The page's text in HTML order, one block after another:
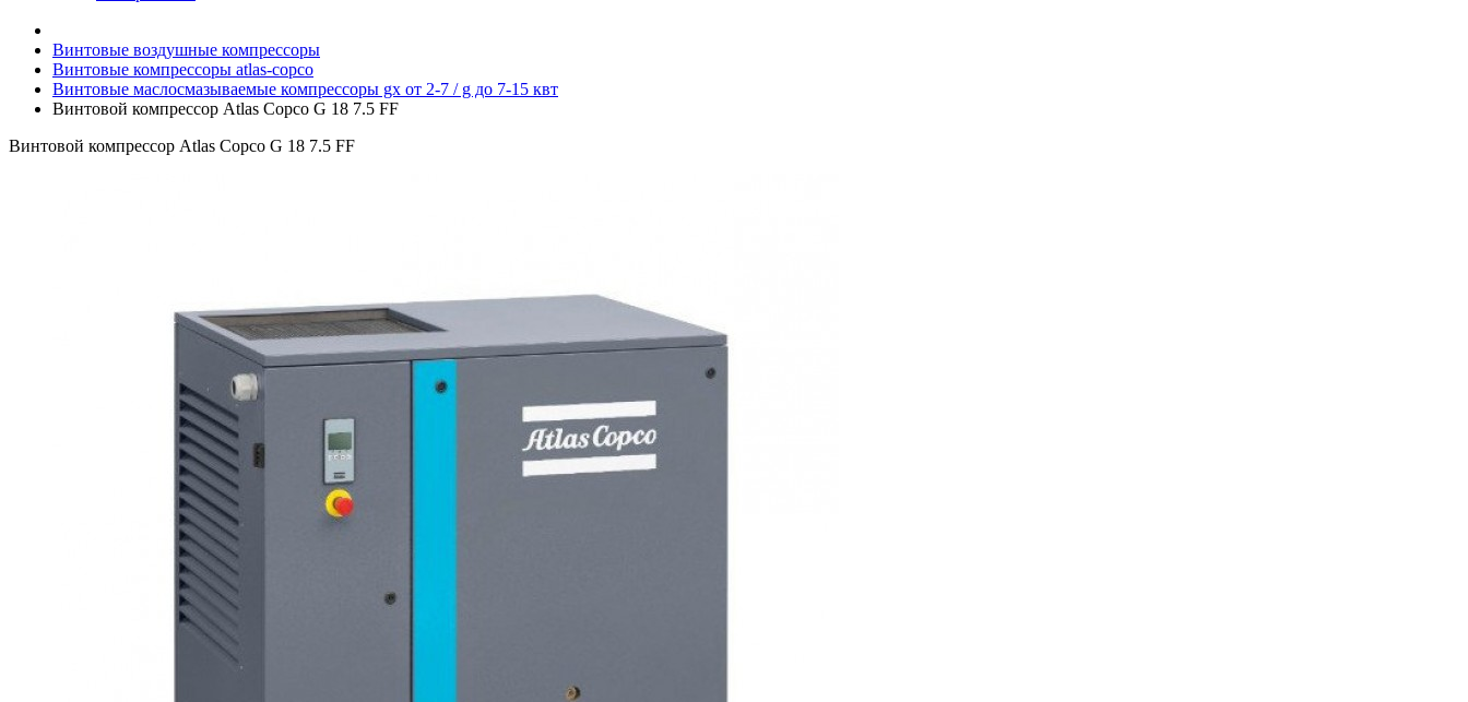
Винтовые воздушные компрессоры
Винтовые компрессоры atlas-copco
Винтовые маслосмазываемые компрессоры gx от 2-7 / g до 7-15 квт
Винтовой компрессор Atlas Copco G 18 7.5 FF
Винтовой компрессор Atlas Copco G 18 7.5 FF